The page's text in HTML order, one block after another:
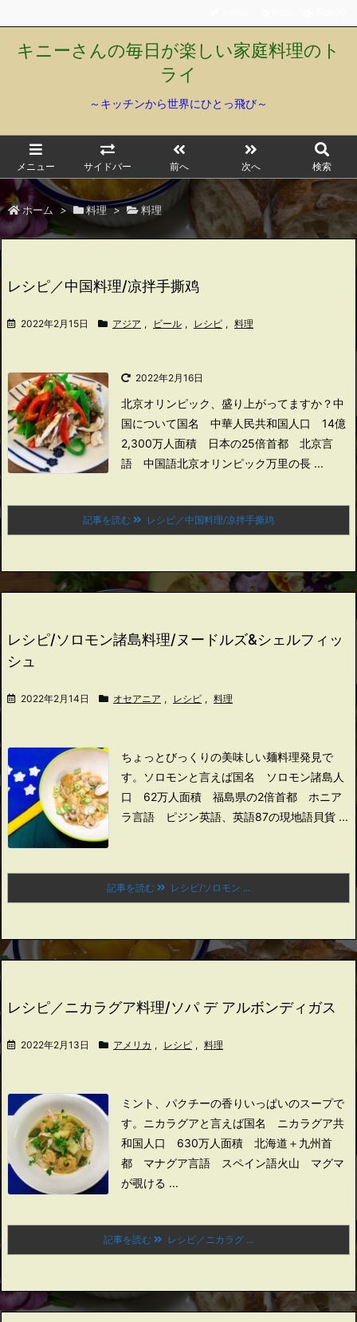
キニーさんの毎日が楽しい家庭料理のト
ライ
～キッチンから世界にひとっ飛び～
メニュー サイドバー 前へ 次へ 検索
ホーム > 料理 > 料理
レシピ／中国料理/凉拌手撕鸡
2022年2月15日 アジア , ビール , レシピ , 料理
2022年2月16日
北京オリンピック、盛り上がってますか？中
国について国名 中華人民共和国 人口 14億
2,300万人面積 日本の25倍首都 北京言
語 中国語北京オリンピック万里の長 ...
記事を読む レシピ／中国料理/凉拌手撕鸡
レシピ/ソロモン諸島料理/ヌードルズ&シェルフィッ
シュ
2022年2月14日 オセアニア , レシピ , 料理
ちょっとびっくりの美味しい麺料理発見で
す。
ソロモンと言えば国名 ソロモン諸島 人
口 62万人面積 福島県の2倍首都 ホニア
ラ言語 ピジン英語、英語87の現地語貝貨 ...
記事を読む レシピ/ソロモン ...
レシピ／ニカラグア料理/ソパ デ アルボンディガス
2022年2月13日 アメリカ , レシピ , 料理
ミント、パクチーの香りいっぱいのスープで
す。 ニカラグアと言えば国名 ニカラグア共
和国 人口 630万人面積 北海道＋九州首
都 マナグア言語 スペイン語火山 マグマ
が覗ける ...
記事を読む レシピ／ニカラグ ...